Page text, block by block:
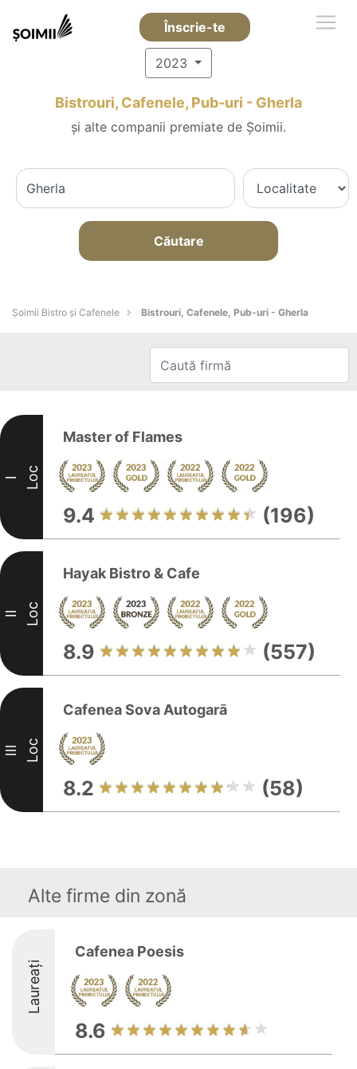
Înscrie-te
2023
Bistrouri, Cafenele, Pub-uri - Gherla
și alte companii premiate de Șoimii.
Căutare
Șoimii Bistro și Cafenele Bistrouri, Cafenele, Pub-uri - Gherla
I Loc
Master of Flames
9.4 (196)
II Loc
Hayak Bistro & Cafe
8.9 (557)
III Loc
Cafenea Sova Autogarā
8.2 (58)
Alte firme din zonă
Laureați
Cafenea Poesis
8.6